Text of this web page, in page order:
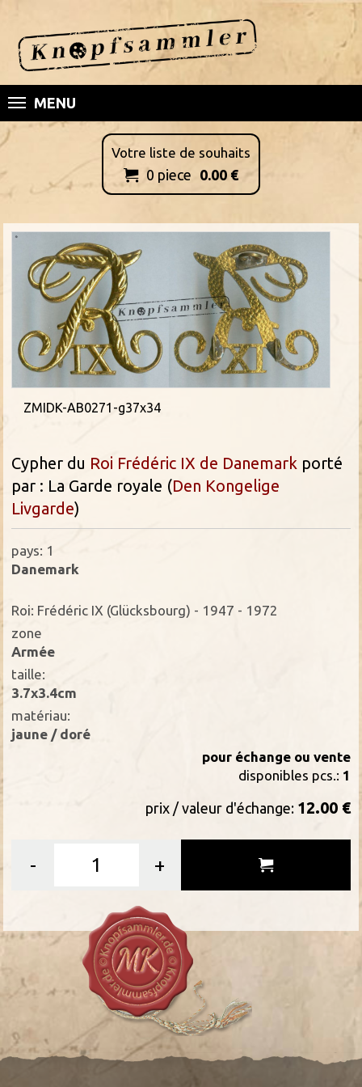
MENU
Votre liste de souhaits
 0 piece 0.00 €
ZMIDK-AB0271-g37x34
Cypher du Roi Frédéric IX de Danemark porté
par : La Garde royale (Den Kongelige
Livgarde)
pays: 1
Danemark
Roi: Frédéric IX (Glücksbourg) - 1947 - 1972
zone
Armée
taille:
3.7x3.4cm
matériau:
jaune / doré
pour échange ou vente
disponibles pcs.: 1
prix / valeur d'échange: 12.00 €
- +